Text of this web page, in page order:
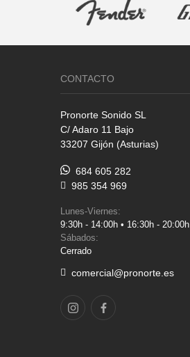
CONTACTO
Pronorte Sonido SL
C/ Adaro 11 Bajo
33207 Gijón (Asturias)
684 605 282
985 354 969
Lunes-Viernes:
9:30h - 14:00h • 16:30h - 20:00h
Sábados:
Cerrado
comercial@pronorte.es